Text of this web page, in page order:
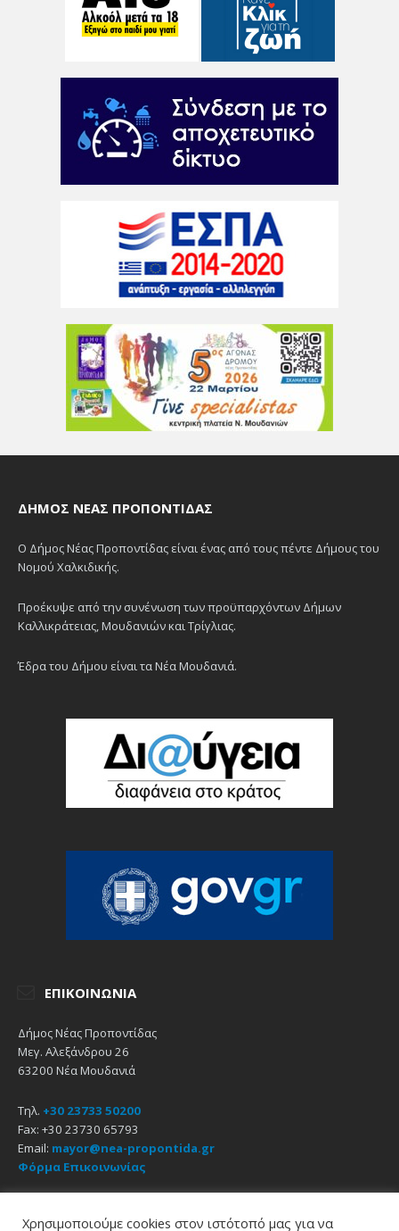
ΔΉΜΟΣ ΝΈΑΣ ΠΡΟΠΟΝΤΊΔΑΣ
Ο Δήμος Νέας Προποντίδας είναι ένας από τους πέντε Δήμους του
Νομού Χαλκιδικής.
Προέκυψε από την συνένωση των προϋπαρχόντων Δήμων
Καλλικράτειας, Μουδανιών και Τρίγλιας.
Έδρα του Δήμου είναι τα Νέα Μουδανιά.
ΕΠΙΚΟΙΝΩΝΊΑ
Δήμος Νέας Προποντίδας
Μεγ. Αλεξάνδρου 26
63200 Νέα Μουδανιά
Τηλ. +30 23733 50200
Fax: +30 23730 65793
Email: mayor@nea-propontida.gr
Φόρμα Επικοινωνίας
Χρησιμοποιούμε cookies στον ιστότοπό μας για να